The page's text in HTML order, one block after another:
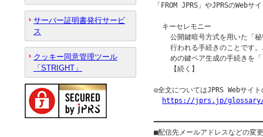
「FROM JPRS」やJPRSのWeb
  キーセレモニー
公開鍵暗号方式を用いた「
行われる手続きのことです
めの鍵ペア生成の手続きを
    【続く】
◎全文についてはJPRS Webサイ
https://jprs.jp/glossary/
■配信先メールアドレスなどの変
サーバー証明書発行サービ
ス
クッキー同意管理ツール
「STRIGHT」